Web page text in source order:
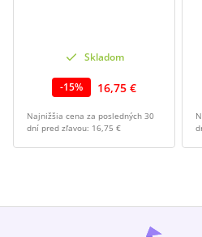
Skladom
-15% 16,75 €
Najnižšia cena za posledných 30
dní pred zľavou: 16,75 €